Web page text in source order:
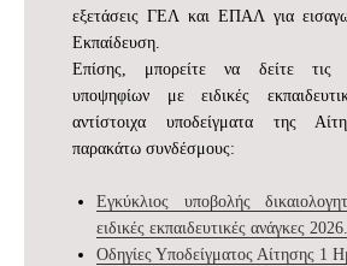
εξετάσεις ΓΕΛ και ΕΠΑΛ για
Εκπαίδευση.
Επίσης, μπορείτε να δείτε τις
υποψηφίων με ειδικές
αντίστοιχα υποδείγματα της
παρακάτω συνδέσμους:
Εγκύκλιος υποβολής
ειδικές εκπαιδευτικές ανάγκες 2026.
Οδηγίες Υποδείγματος Αίτησης